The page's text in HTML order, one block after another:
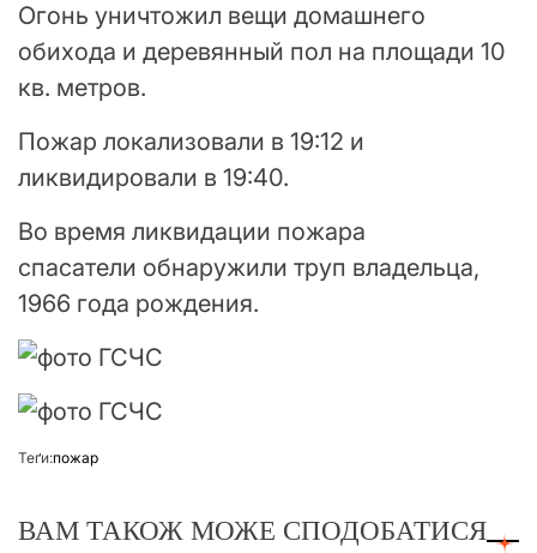
Огонь уничтожил вещи домашнего
обихода и деревянный пол на площади 10
кв. метров.
Пожар локализовали в 19:12 и
ликвидировали в 19:40.
Во время ликвидации пожара
спасатели обнаружили труп владельца,
1966 года рождения.
Теґи:пожар
ВАМ ТАКОЖ МОЖЕ СПОДОБАТИСЯ